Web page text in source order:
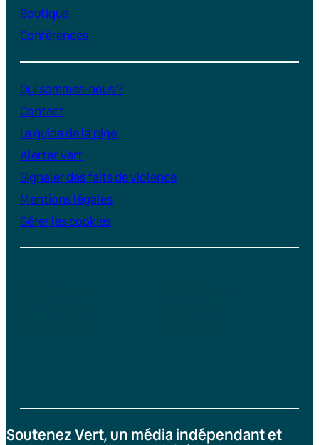
Boutique
Conférences
Qui sommes-nous ?
Contact
Le guide de la pige
Alerter Vert
Signaler des faits de violence
Mentions légales
Gérer les cookies
Soutenez Vert, un média indépendant et